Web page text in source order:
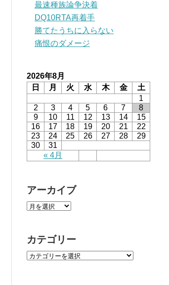
最速種族論争決着
DQ10RTA再着手
勝てたうちに入らない
痛恨のダメージ
2026年8月
日
月 火 水 木 金 土
« 4月
1
2
3 4 5 6 7
8
9
10 11 12 13 14
15
16
17 18 19 20 21
22
23
24 25 26 27 28
29
30
31
アーカイブ
カテゴリー